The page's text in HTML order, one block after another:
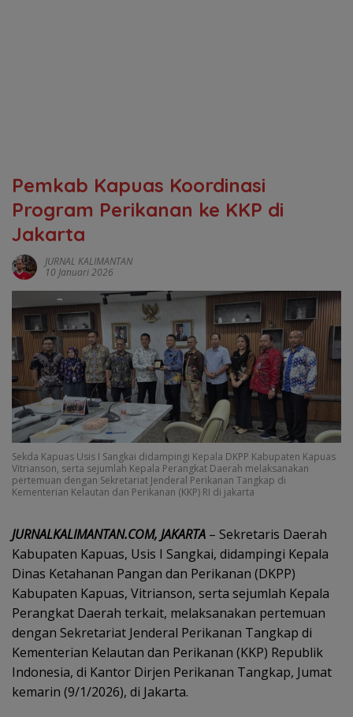
‎Pemkab Kapuas Koordinasi
Program Perikanan ke KKP di
Jakarta
JURNAL KALIMANTAN
10 Januari 2026
Sekda Kapuas Usis I Sangkai didampingi Kepala DKPP Kabupaten Kapuas
Vitrianson, serta sejumlah Kepala Perangkat Daerah melaksanakan
pertemuan dengan Sekretariat Jenderal Perikanan Tangkap di
Kementerian Kelautan dan Perikanan (KKP) RI di jakarta
JURNALKALIMANTAN.COM, ‎JAKARTA – Sekretaris Daerah
Kabupaten Kapuas, Usis I Sangkai, didampingi Kepala
Dinas Ketahanan Pangan dan Perikanan (DKPP)
Kabupaten Kapuas, Vitrianson, serta sejumlah Kepala
Perangkat Daerah terkait, melaksanakan pertemuan
dengan Sekretariat Jenderal Perikanan Tangkap di
Kementerian Kelautan dan Perikanan (KKP) Republik
Indonesia, di Kantor Dirjen Perikanan Tangkap, Jumat
kemarin (9/1/2026), di Jakarta.